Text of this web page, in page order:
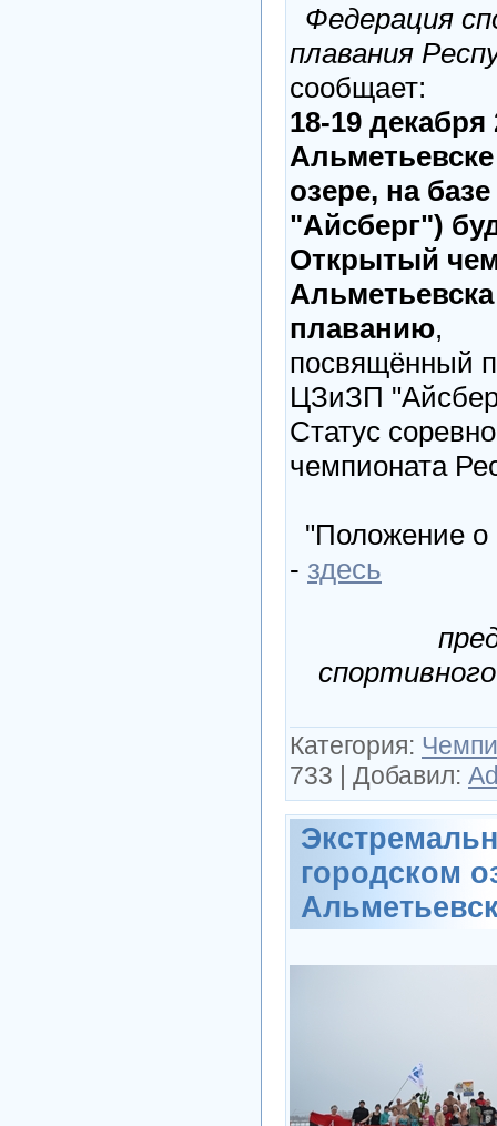
Федерация
плавания
сообщает:
18-19 декабря
озере, на
"Айсберг")
Открытый
плаванию,
посвящённый
ЦЗиЗП
Статус
чемпионата
"Положение о
- здесь
Категория:
733 | Добавил:
городском